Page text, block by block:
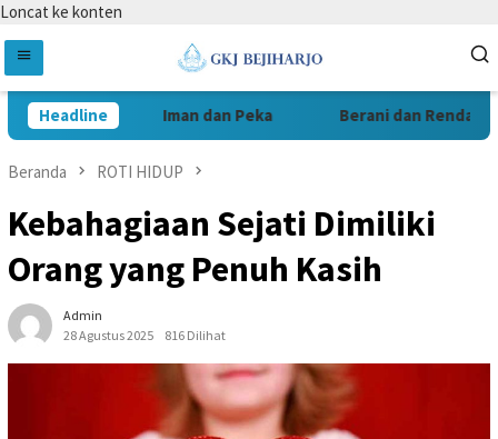
Loncat ke konten
Headline Iman dan Peka Berani dan Rendah
Beranda ROTI HIDUP
Kebahagiaan Sejati Dimiliki
Orang yang Penuh Kasih
Admin
28 Agustus 2025
816 Dilihat